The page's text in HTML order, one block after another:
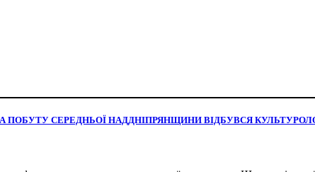
ПОБУТУ СЕРЕДНЬОЇ НАДДНІПРЯНЩИНИ ВІДБУВСЯ